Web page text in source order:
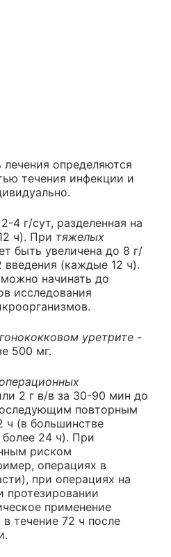
определяются
течения инфекции и
4 г/сут, разделенная на
ч). При тяжелых
быть увеличена до 8 г/
введения (каждые 12 ч).
начинать до
исследования
уретрите -
500 мг.
2 г в/в за 30-90 мин до
повторным
ч (в большинстве
более 24 ч). При
риском
операциях в
при операциях на
протезировании
применение
течение 72 ч после